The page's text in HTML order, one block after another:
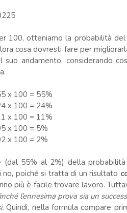
100, otteniamo la probabilità
cosa dovresti fare per
andamento, considerando
x 100 = 55%
x 100 = 24%
x 100 = 11%
x 100 = 5%
x 100 = 2%
(dal 55% al 2%) della
poiché si tratta di un risultato
più è facile trovare lavoro.
l’ennesima prova sia un
Quindi, nella formula compare